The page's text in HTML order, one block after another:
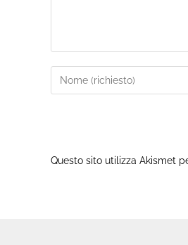
Questo sito utilizza Akismet